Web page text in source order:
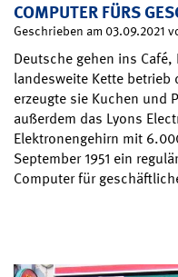
COMPUTER FÜRS
Geschrieben am 03.09.2021
Deutsche gehen ins
landesweite Kette betrieb
erzeugte sie Kuchen und
außerdem das Lyons
Elektronengehirn mit
September 1951 ein
Computer für